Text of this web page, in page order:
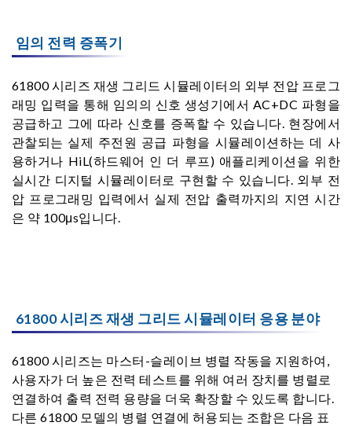
임의 전력 증폭기
61800 시리즈 재생 그리드 시뮬레이터의 외부 전압 프로그
래밍 입력을 통해 임의의 신호 생성기에서 AC+DC 파형을
공급하고 그에 따라 신호를 증폭할 수 있습니다. 현장에서
관찰되는 실제 주전원 공급 파형을 시뮬레이션하는 데 사
용하거나 HiL(하드웨어 인 더 루프) 애플리케이션을 위한
실시간 디지털 시뮬레이터로 구현할 수 있습니다. 외부 전
압 프로그래밍 입력에서 실제 전압 출력까지의 지연 시간
은 약 100μs입니다.
61800 시리즈 재생 그리드 시뮬레이터 응용 분야
61800 시리즈는 마스터-슬레이브 병렬 작동을 지원하여,
사용자가 더 높은 전력 테스트를 위해 여러 장치를 병렬로
연결하여 출력 전력 용량을 더욱 확장할 수 있도록 합니다.
다른 61800 모델의 병렬 연결에 허용되는 조합은 다음 표